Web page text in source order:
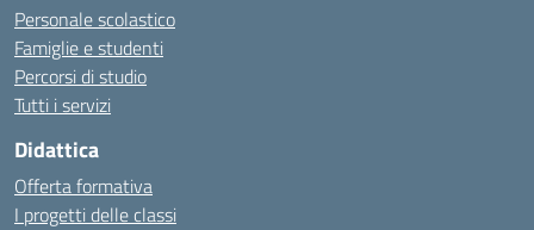
Personale scolastico
Famiglie e studenti
Percorsi di studio
Tutti i servizi
Didattica
Offerta formativa
I progetti delle classi